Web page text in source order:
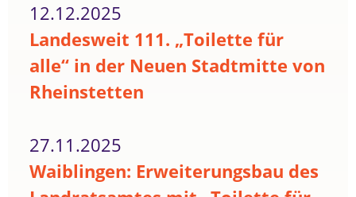
12.12.2025
Landesweit 111. „Toilette für
alle“ in der Neuen Stadtmitte von
Rheinstetten
27.11.2025
Waiblingen: Erweiterungsbau des